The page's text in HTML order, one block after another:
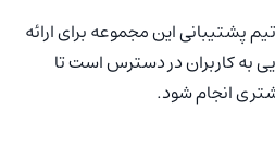
پشتیبانی این مجموعه برای ارائه
به کاربران در دسترس است تا
انجام شود.